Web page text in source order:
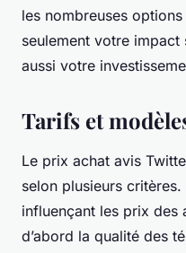
les nombreuses
seulement votre impact
aussi votre
Tarifs et
Le prix achat avis
selon plusieurs
influençant les prix des
d’abord la qualité des